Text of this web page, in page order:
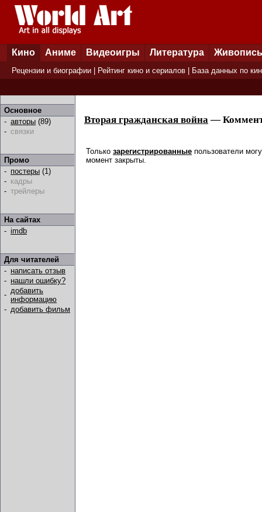
Кино Аниме Видеоигры Литература Живопись
Рецензии и биографии Рейтинг кино и сериалов База данных по
Основное
- авторы (89)
- связки
Промо
- постеры (1)
- кадры
- трейлеры
На сайтах
- imdb
Для читателей
- написать отзыв
- нашли ошибку?
- добавить
информацию
- добавить фильм
Вторая гражданская война—
Только зарегистрированные пользователи
момент закрыты.